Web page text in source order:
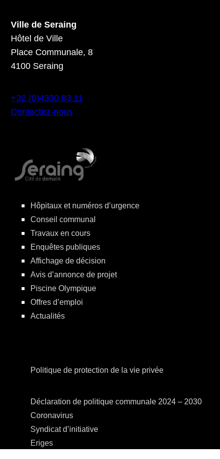
Ville de Seraing
Hôtel de Ville
Place Communale, 8
4100 Seraing
+32 (0)4330 83 11
Contactez-nous
Hôpitaux et numéros d’urgence
Conseil communal
Travaux en cours
Enquêtes publiques
Affichage de décision
Avis d’annonce de projet
Piscine Olympique
Offres d’emploi
Actualités
Politique de protection de la vie privée
Déclaration de politique communale 2024 – 2030
Coronavirus
Syndicat d’initiative
Eriges